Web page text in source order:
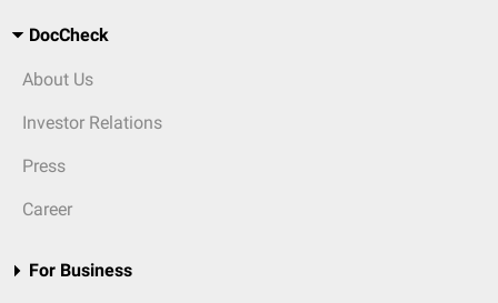
DocCheck
About Us
Investor Relations
Press
Career
For Business